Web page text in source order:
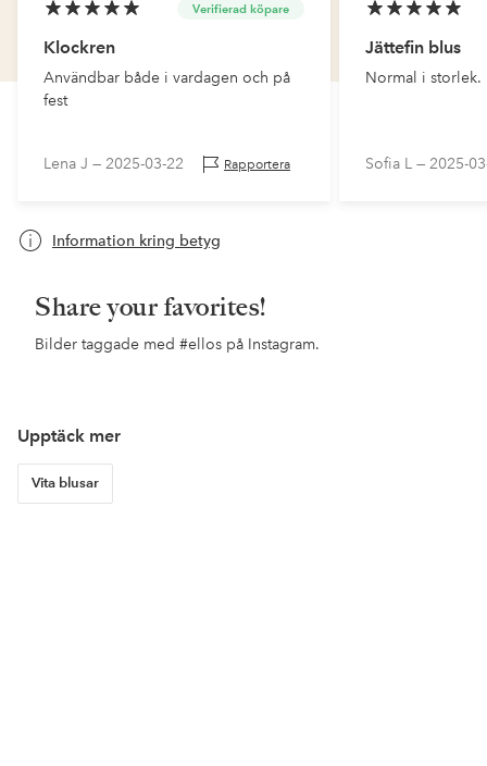
Verifierad köpare
Klockren
Användbar både i vardagen och på
fest
Lena J — 2025-03-22 Rapportera
Jättefin blus
Normal i storlek.
Sofia L — 2025-
Information kring betyg
Share your favorites!
Bilder taggade med #ellos på Instagram.
Upptäck mer
Vita blusar